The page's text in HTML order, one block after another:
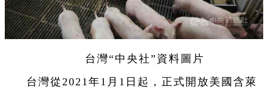
台灣“中央社”資料圖片
台灣從2021年1月1日起，正式開放美國含萊